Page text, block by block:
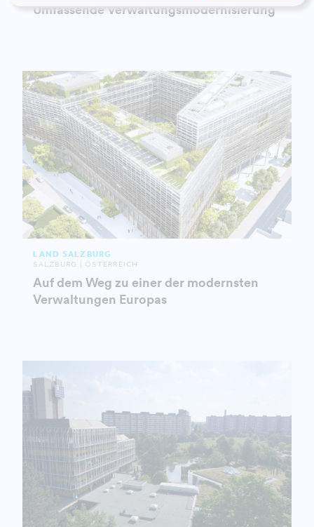
Umfassende Verwaltungsmodernisierung
LAND SALZBURG
SALZBURG | ÖSTERREICH
Auf dem Weg zu einer der modernsten
Verwaltungen Europas